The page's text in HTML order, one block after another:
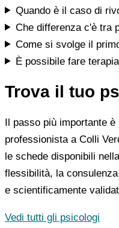
Quando è il caso di
Che differenza c'è tra
Come si svolge il
È possibile fare
Trova il tuo
Il passo più importante
professionista a Colli
le schede disponibili
flessibilità, la
e scientificamente
Vedi tutti gli psicologi